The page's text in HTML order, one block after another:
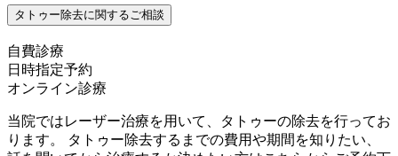
タトゥー除去に関するご相談
自費診療
日時指定予約
オンライン診療
当院ではレーザー治療を用いて、タトゥーの除去を行ってお
ります。 タトゥー除去するまでの費用や期間を知りたい、